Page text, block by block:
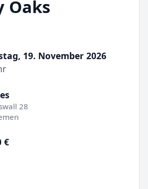
Oaks
19. November 2026
28
€